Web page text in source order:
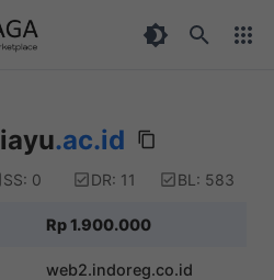
.ac.id
SS: 0 DR: 11 BL: 583
Rp 1.900.000
web2.indoreg.co.id